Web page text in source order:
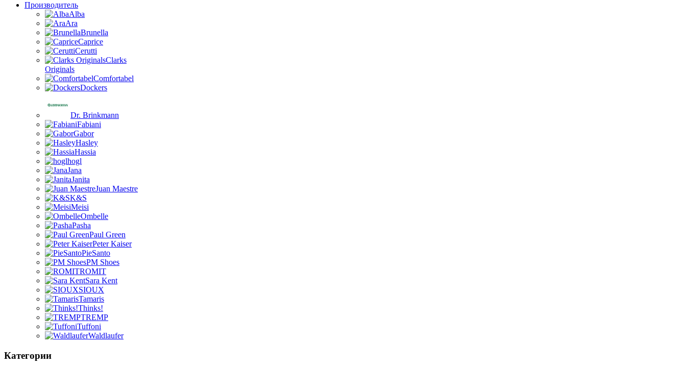
Производитель
Alba
Ara
Brunella
Caprice
Cerutti
Clarks
Originals
Comfortabel
Dockers
Dr. Brinkmann
Fabiani
Gabor
Hasley
Hassia
hogl
Jana
Janita
Juan Maestre
K&S
Meisi
Ombelle
Pasha
Paul Green
Peter Kaiser
PieSanto
PM Shoes
ROMIT
Sara Kent
SIOUX
Tamaris
Thinks!
TREMP
Tuffoni
Waldlaufer
Категории